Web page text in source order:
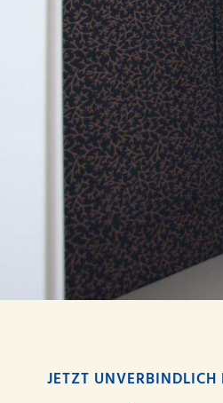
JETZT UNVERBINDLICH